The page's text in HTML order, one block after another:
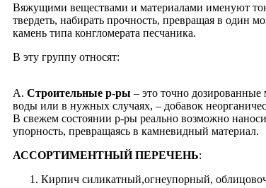
Вяжущими веществами и материалами именуют
твердеть, набирать прочность, превращая в один
камень типа конгломерата песчаника.
В эту группу относят:
А. Строительные р-ры – это точно дозированные
воды или в нужных случаях, – добавок
В свежем состоянии р-ры реально возможно
упорность, превращаясь в камневидный материал.
АССОРТИМЕНТНЫЙ ПЕРЕЧЕНЬ:
Кирпич силикатный,огнеупорный,